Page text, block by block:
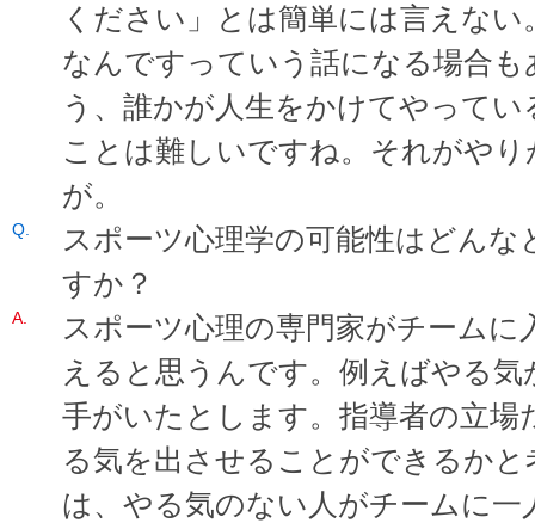
ください」とは簡単には言えな
なんですっていう話になる場合
う、誰かが人生をかけてやって
ことは難しいですね。それがや
が。
スポーツ心理学の可能性はどん
すか？
スポーツ心理の専門家がチーム
えると思うんです。例えばやる
手がいたとします。指導者の立
る気を出させることができるか
は、やる気のない人がチームに